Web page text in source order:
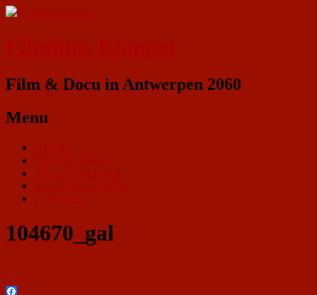
Film & Docu in Antwerpen 2060
Menu
104670_gal